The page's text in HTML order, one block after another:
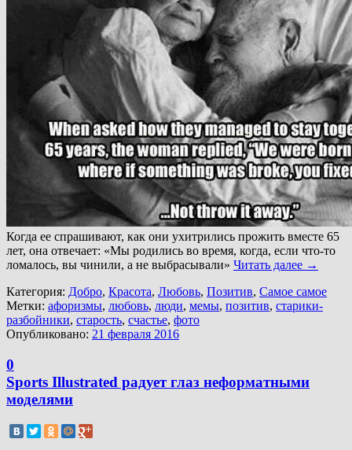
Когда ее спрашивают, как они ухитрились прожить вместе 65
лет, она отвечает: «Мы родились во время, когда, если что-то
ломалось, вы чинили, а не выбрасывали» Читать далее →
Категория: Добро, Красота, Любовь, Позитив, Самое самое
Метки: афоризмы, любовь, люди, мемы, позитив, старики-
разбойники, старость, счастье, фото
Опубликовано: 21 февраля 2016
0
Sports Illustrated радует глаз неформатными
моделями